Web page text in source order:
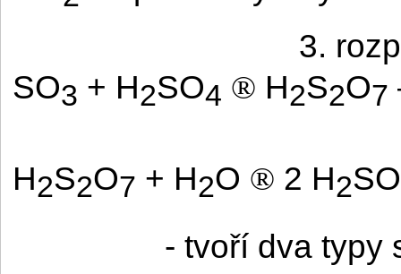
3.
SO3 + H2SO4 ® H2S2O7
H2S2O7 + H2O ® 2 H2SO
- tvoří dva typy